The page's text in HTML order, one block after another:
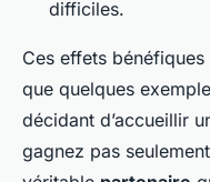
difficiles.
Ces effets bénéfiques
que quelques
décidant d’accueillir
gagnez pas